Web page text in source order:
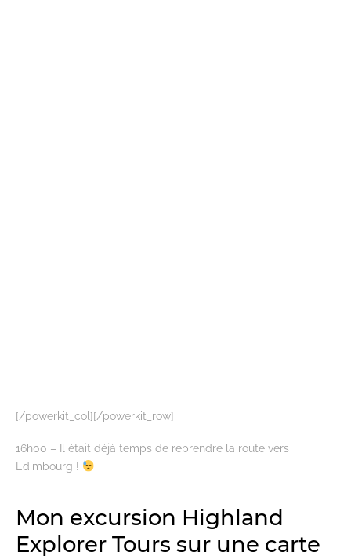
[/powerkit_col][/powerkit_row]
16h00 – Il était déjà temps de reprendre la route vers
Edimbourg !
Mon excursion Highland
Explorer Tours sur une carte